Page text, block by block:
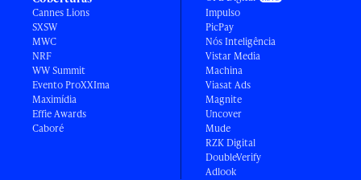
Cannes Lions
SXSW
MWC
NRF
WW Summit
Evento ProXXIma
Maximídia
Effie Awards
Caboré
Impulso
PicPay
Nós Inteligência
Vistar Media
Machina
Viasat Ads
Magnite
Uncover
Mude
RZK Digital
DoubleVerify
Adlook